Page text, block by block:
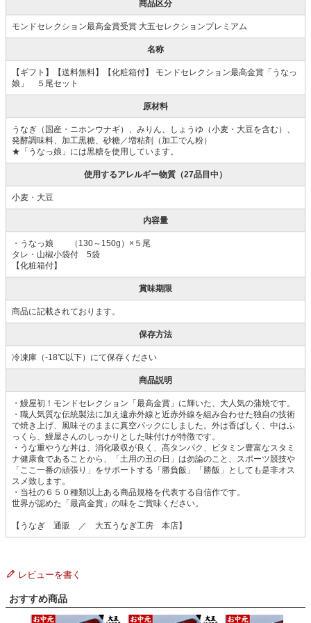
商品区分
モンドセレクション最高金賞受賞 大五セレクションプレミアム
名称
【ギフト】【送料無料】【化粧箱付】 モンドセレクション最高金賞「うなっ
娘」 ５尾セット
原材料
うなぎ（国産・ニホンウナギ）、みりん、しょうゆ（小麦・大豆を含む）、
発酵調味料、加工黒糖、砂糖／増粘剤（加工でん粉）
★「うなっ娘」には黒糖を使用しています。
使用するアレルギー物質（27品目中）
小麦・大豆
内容量
・うなっ娘 （130～150g）×５尾
タレ・山椒小袋付 5袋
【化粧箱付】
賞味期限
商品に記載されております。
保存方法
冷凍庫（-18℃以下）にて保存ください
商品説明
・鰻屋初！モンドセレクション「最高金賞」に輝いた、大人気の蒲焼です。
・職人気質な伝統製法に加え遠赤外線と近赤外線を組み合わせた独自の技術
で焼き上げ、風味そのままに真空パックにしました。外は香ばしく、中はふ
っくら、鰻屋さんのしっかりとした味付けが特徴です。
・うな重やうな丼は、消化吸収が良く、高タンパク、ビタミン豊富なスタミ
ナ健康食であることから、「土用の丑の日」は勿論のこと、スポーツ競技や
「ここ一番の頑張り」をサポートする「勝負飯」「勝飯」としても是非オス
スメ致します。
・当社の６５０種類以上ある商品規格を代表する自信作です。
世界が認めた「最高金賞」の味をご賞味ください。
【うなぎ 通販 ／ 大五うなぎ工房 本店】
レビューを書く
おすすめ商品